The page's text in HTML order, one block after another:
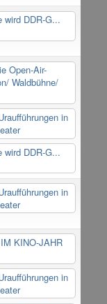
wird DDR-G...
Open-Air-
Waldbühne/
in
wird DDR-G...
in
KINO-JAHR
in